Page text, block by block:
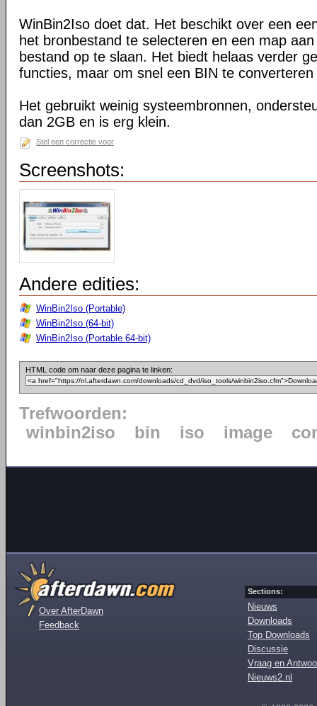
WinBin2Iso doet dat. Het beschikt over een
het bronbestand te selecteren en een map
bestand op te slaan. Het biedt helaas verder
functies, maar om snel een BIN te
Het gebruikt weinig systeembronnen,
dan 2GB en is erg klein.
Stel een correctie voor
Screenshots:
Andere edities:
WinBin2Iso (Portable)
WinBin2Iso (64-bit)
WinBin2Iso (Portable 64-bit)
HTML code om naar deze pagina te linken:
Trefwoorden:
winbin2iso
bin iso image
Over AfterDawn
Feedback
Sections:
Nieuws
Downloads
Top Downloads
Discussie
Vraag en
Nieuws2.nl